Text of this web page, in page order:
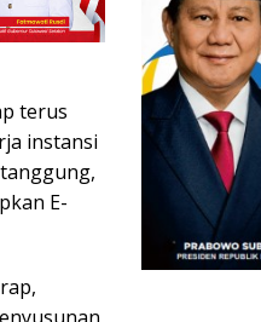
terus
instansi
E-